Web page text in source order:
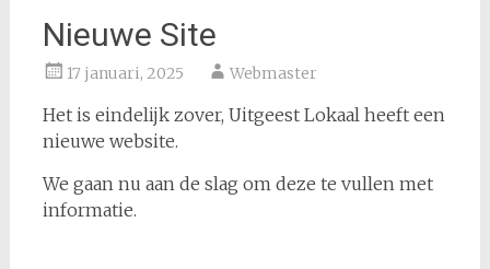
Nieuwe Site
17 januari, 2025 Webmaster
Het is eindelijk zover, Uitgeest Lokaal heeft een
nieuwe website.
We gaan nu aan de slag om deze te vullen met
informatie.